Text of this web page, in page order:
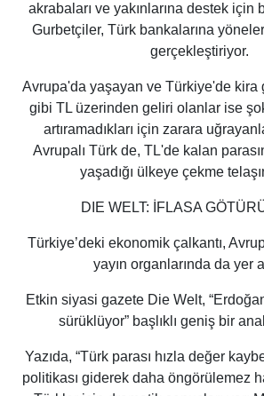
akrabaları ve yakınlarına destek için
Gurbetçiler, Türk bankalarına
gerçekleştiriyor.
Avrupa'da yaşayan ve Türkiye'de kira
gibi TL üzerinden geliri olanlar ise
artıramadıkları için zarara
Avrupalı Türk de, TL'de kalan
yaşadığı ülkeye çekme
DIE WELT: İFLASA
Türkiye’deki ekonomik çalkantı,
yayın organlarında da yer
Etkin siyasi gazete Die Welt,
sürüklüyor” başlıklı geniş bir
Yazıda, “Türk parası hızla değer
politikası giderek daha öngörülemez